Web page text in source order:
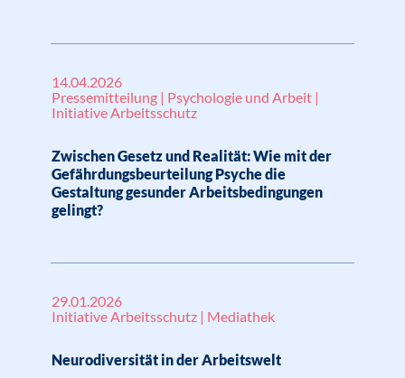
14.04.2026
Pressemitteilung | Psychologie und Arbeit |
Initiative Arbeitsschutz
Zwischen Gesetz und Realität: Wie mit der
Gefährdungsbeurteilung Psyche die
Gestaltung gesunder Arbeitsbedingungen
gelingt?
29.01.2026
Initiative Arbeitsschutz | Mediathek
Neurodiversität in der Arbeitswelt